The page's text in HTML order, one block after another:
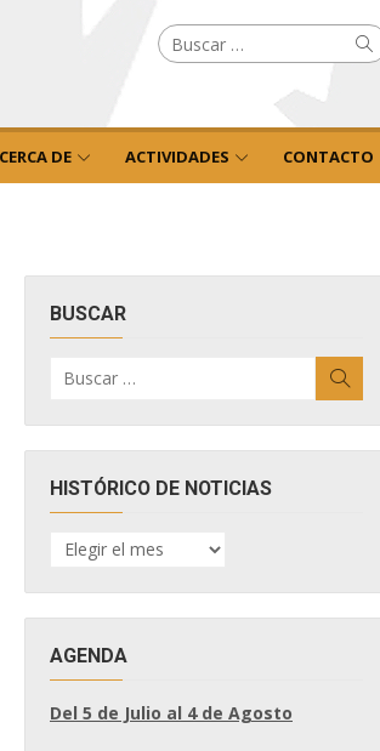
Buscar
por:
DE ACTIVIDADES CONTACTO
BUSCAR
por:
HISTÓRICO DE NOTICIAS
HISTÓRICO
DE
AGENDA
Del 5 de Julio al 4 de Agosto